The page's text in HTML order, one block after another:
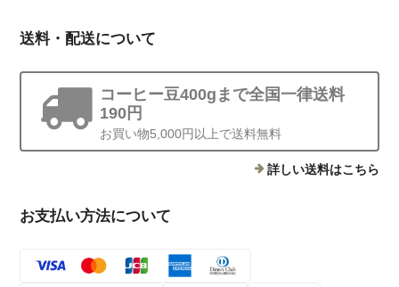
送料・配送について
コーヒー豆400gまで全国一律送料
190円
お買い物5,000円以上で送料無料
詳しい送料はこちら
お支払い方法について